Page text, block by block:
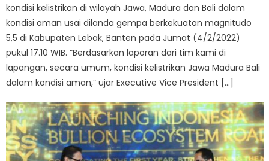
kondisi kelistrikan di wilayah Jawa, Madura dan Bali dalam
kondisi aman usai dilanda gempa berkekuatan magnitudo
5,5 di Kabupaten Lebak, Banten pada Jumat (4/2/2022)
pukul 17.10 WIB. “Berdasarkan laporan dari tim kami di
lapangan, secara umum, kondisi kelistrikan Jawa Madura Bali
dalam kondisi aman,” ujar Executive Vice President […]